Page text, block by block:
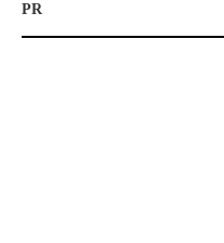
PR